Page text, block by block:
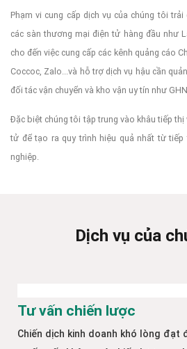
Phạm vi cung cấp dịch vụ của chúng tôi
các sàn thương mại điện tử hàng đầu như
cho đến việc cung cấp các kênh quảng cáo
Coccoc, Zalo...và hỗ trợ dịch vụ hậu cần
đối tác vận chuyển và kho vận uy tín như
Đặc biệt chúng tôi tập trung vào khâu tiếp
tử để tạo ra quy trình hiệu quả nhất từ tiếp
nghiệp.
Dịch vụ của
Tư vấn chiến lược
Chiến dịch kinh doanh khó lòng đạt